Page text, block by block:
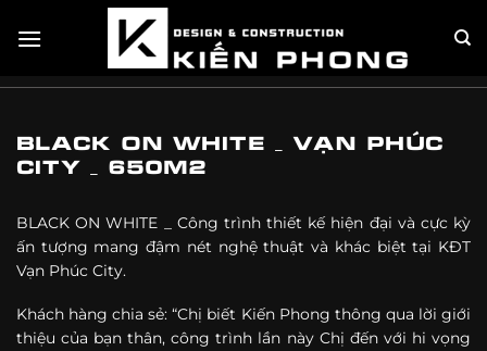
TRANG CHỦ CHƯA PHÂN LOẠI » THI CÔNG BIỆT THỰ BLACK ON
WHITE _ VẠN PHÚC CITY _ 650M2
BLACK ON WHITE _ VẠN PHÚC
CITY _ 650M2
BLACK ON WHITE _ Công trình thiết kế hiện đại và cực kỳ
ấn tượng mang đậm nét nghệ thuật và khác biệt tại KĐT
Vạn Phúc City.
Khách hàng chia sẻ: “Chị biết Kiến Phong thông qua lời giới
thiệu của bạn thân, công trình lần này Chị đến với hi vọng